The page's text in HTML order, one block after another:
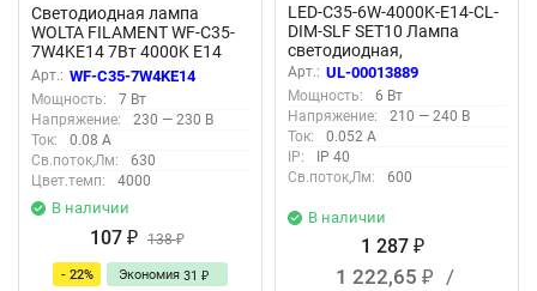
Светодиодная лампа
WOLTA FILAMENT WF-C35-
7W4KE14 7Вт 4000K Е14
Арт.: WF-C35-7W4KE14
Мощность:
7 Вт
Напряжение:
230 — 230 В
Ток:
0.08 А
Св.поток,Лм:
630
Цвет.темп:
4000
В наличии
107 ₽ 138₽
- 22% Экономия 31 ₽
LED-C35-6W-4000K-E14-CL-
DIM-SLF SET10 Лампа
светодиодная,
диммируемая, Форма
свеча, прозрачная, Серия
Optima DIM Филамент,
Белый свет 4000K,
Упаковка 10 штук
Арт.: UL-00013889
Мощность:
6 Вт
Напряжение:
210 — 240 В
Ток:
0.052 А
IP:
IP 40
Св.поток,Лм:
600
В наличии
1 287 ₽
1 222,65 ₽
/